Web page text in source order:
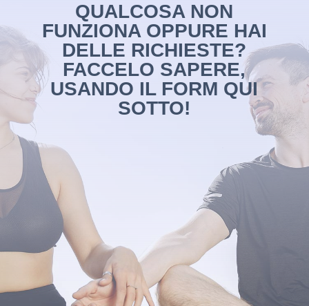
QUALCOSA NON
FUNZIONA OPPURE HAI
DELLE RICHIESTE?
FACCELO SAPERE,
USANDO IL FORM QUI
SOTTO!